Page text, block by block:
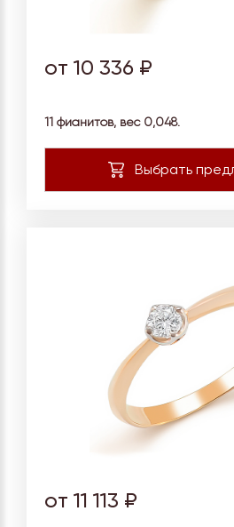
от 10 336 ₽
11 фианитов, вес 0,048.
от 11 113 ₽